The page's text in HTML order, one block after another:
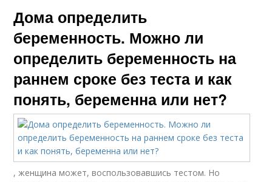
Дома определить
беременность. Можно ли
определить беременность на
раннем сроке без теста и как
понять, беременна или нет?
, женщина может, воспользовавшись тестом. Но